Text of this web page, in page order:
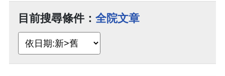
目前搜尋條件： 全院文章